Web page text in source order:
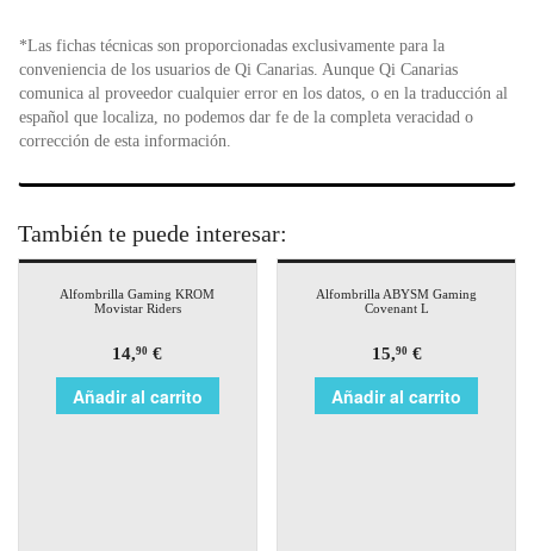
*Las fichas técnicas son proporcionadas exclusivamente para la
conveniencia de los usuarios de Qi Canarias. Aunque Qi Canarias
comunica al proveedor cualquier error en los datos, o en la traducción al
español que localiza, no podemos dar fe de la completa veracidad o
corrección de esta información.
También te puede interesar:
Alfombrilla Gaming KROM
Movistar Riders
14,90 €
Añadir al carrito
Alfombrilla ABYSM Gaming
Covenant L
15,90€
Añadir al carrito